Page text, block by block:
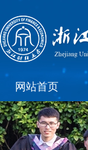
网站首页